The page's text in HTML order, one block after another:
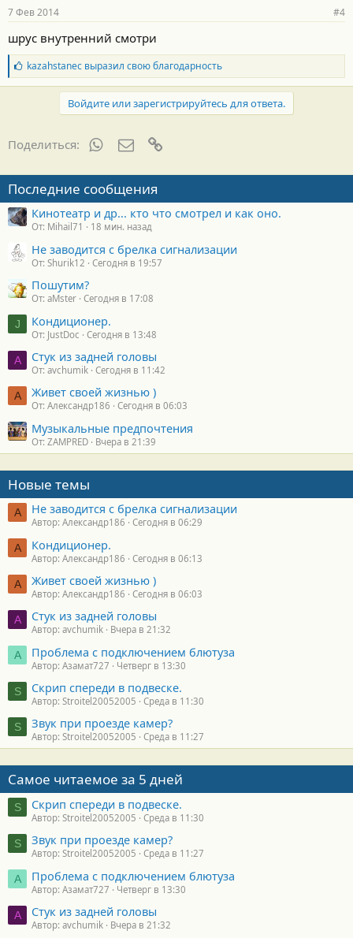
н
с
т
и
:
7 Фев 2014 #4
шрус внутренний смотри
Б
л
а
а
р
о
с
т
и
:
kazahstanecвыразил свою благодарность
Войдите или зарегистрируйтесь для ответа.
Поделиться: WhatsAppЭлектронная почта
Последние сообщения
Кинотеатр и др... кто что смотрел и как оно.
От: Mihail71 18 мин. назад
Не заводится с брелка сигнализации
От: Shurik12 Сегодня в 19:57
Пошутим?
От: aMster Сегодня в 17:08
J Кондиционер.
От: JustDoc Сегодня в 13:48
A Стук из задней головы
От: avchumik Сегодня в 11:42
А Живет своей жизнью )
От: Александр186 Сегодня в 06:03
Музыкальные предпочтения
От: ZAMPRED Вчера в 21:39
Новые темы
А Не заводится с брелка сигнализации
Автор: Александр186 Сегодня в 06:29
А Кондиционер.
Автор: Александр186 Сегодня в 06:13
А Живет своей жизнью )
Автор: Александр186 Сегодня в 06:03
A Стук из задней головы
Автор: avchumik Вчера в 21:32
А Проблема с подключением блютуза
Автор: Азамат727 Четверг в 13:30
S Скрип спереди в подвеске.
Автор: Stroitel20052005 Среда в 11:30
S Звук при проезде камер?
Автор: Stroitel20052005 Среда в 11:27
Самое читаемое за 5 дней
S Скрип спереди в подвеске.
Автор: Stroitel20052005 Среда в 11:30
S Звук при проезде камер?
Автор: Stroitel20052005 Среда в 11:27
А Проблема с подключением блютуза
Автор: Азамат727 Четверг в 13:30
A Стук из задней головы
Автор: avchumik Вчера в 21:32